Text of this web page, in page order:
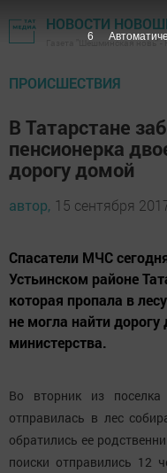
НОВОСТИ
Газета "Шешминская новь"
ПРОИСШЕСТВИЯ
В Татарстане
пенсионерка
дорогу домой
автор, 15 сентября
Спасатели МЧС
Устьинском районе
которая пропала в
не могла найти
министерства.
Во вторник из поселка
отправилась в лес
обратились ее
поиски отправились 12
5